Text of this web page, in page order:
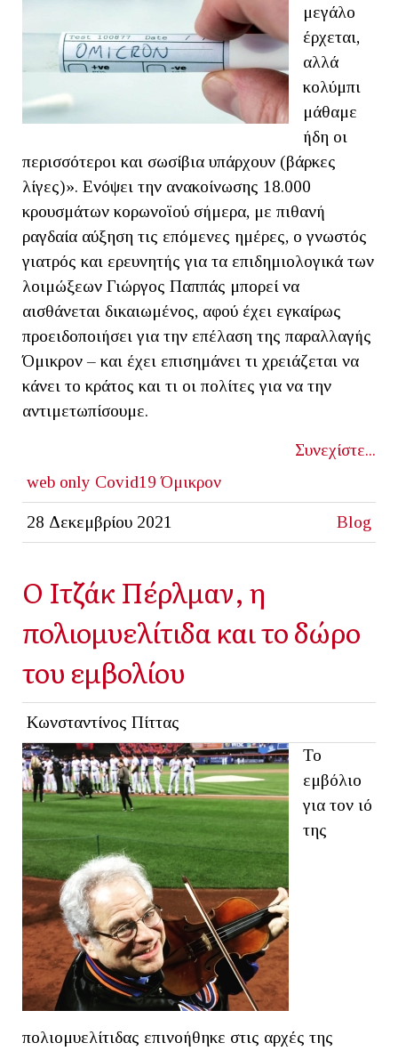
μεγάλο
έρχεται,
αλλά
κολύμπι
μάθαμε
ήδη οι
περισσότεροι και σωσίβια υπάρχουν (βάρκες
λίγες)». Ενόψει την ανακοίνωσης 18.000
κρουσμάτων κορωνοϊού σήμερα, με πιθανή
ραγδαία αύξηση τις επόμενες ημέρες, ο γνωστός
γιατρός και ερευνητής για τα επιδημιολογικά των
λοιμώξεων Γιώργος Παππάς μπορεί να
αισθάνεται δικαιωμένος, αφού έχει εγκαίρως
προειδοποιήσει για την επέλαση της παραλλαγής
Όμικρον – και έχει επισημάνει τι χρειάζεται να
κάνει το κράτος και τι οι πολίτες για να την
αντιμετωπίσουμε.
Συνεχίστε...
web only Covid19 Όμικρον
28 Δεκεμβρίου 2021 Blog
Ο Ιτζάκ Πέρλμαν, η
πολιομυελίτιδα και το δώρο
του εμβολίου
Κωνσταντίνος Πίττας
Το
εμβόλιο
για τον ιό
της
πολιομυελίτιδας επινοήθηκε στις αρχές της